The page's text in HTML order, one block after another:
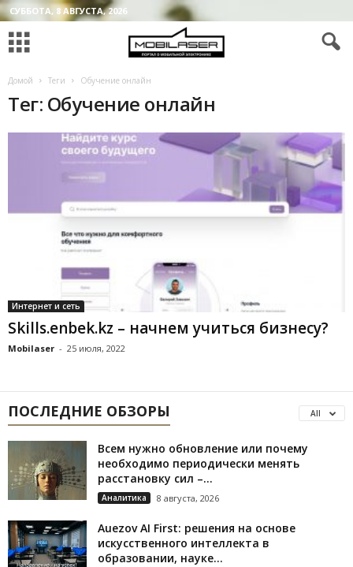
СУББОТА, 8 АВГУСТА, 2026
Домой Теги Обучение онлайн
Тег: Обучение онлайн
Интернет и сеть
Skills.enbek.kz – начнем учиться бизнесу?
Mobilaser - 25 июля, 2022
ПОСЛЕДНИЕ ОБЗОРЫ All
Всем нужно обновление или почему
необходимо периодически менять
расстановку сил –...
Аналитика 8 августа, 2026
Auezov AI First: решения на основе
искусственного интеллекта в
образовании, науке...